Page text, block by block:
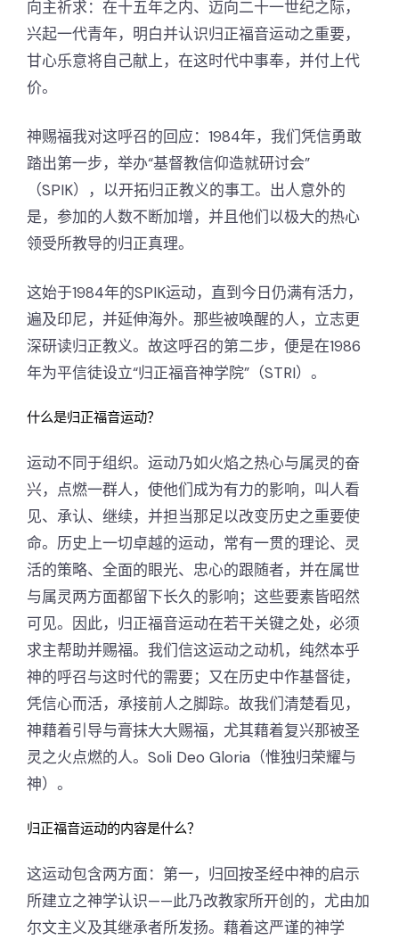
向主祈求：在十五年之内、迈向二十一世纪之际，
兴起一代青年，明白并认识归正福音运动之重要，
甘心乐意将自己献上，在这时代中事奉，并付上代
价。
神赐福我对这呼召的回应：1984年，我们凭信勇敢
踏出第一步，举办“基督教信仰造就研讨会”
（SPIK），以开拓归正教义的事工。出人意外的
是，参加的人数不断加增，并且他们以极大的热心
领受所教导的归正真理。
这始于1984年的SPIK运动，直到今日仍满有活力，
遍及印尼，并延伸海外。那些被唤醒的人，立志更
深研读归正教义。故这呼召的第二步，便是在1986
年为平信徒设立“归正福音神学院”（STRI）。
什么是归正福音运动？
运动不同于组织。运动乃如火焰之热心与属灵的奋
兴，点燃一群人，使他们成为有力的影响，叫人看
见、承认、继续，并担当那足以改变历史之重要使
命。历史上一切卓越的运动，常有一贯的理论、灵
活的策略、全面的眼光、忠心的跟随者，并在属世
与属灵两方面都留下长久的影响；这些要素皆昭然
可见。因此，归正福音运动在若干关键之处，必须
求主帮助并赐福。我们信这运动之动机，纯然本乎
神的呼召与这时代的需要；又在历史中作基督徒，
凭信心而活，承接前人之脚踪。故我们清楚看见，
神藉着引导与膏抹大大赐福，尤其藉着复兴那被圣
灵之火点燃的人。Soli Deo Gloria（惟独归荣耀与
神）。
归正福音运动的内容是什么？
这运动包含两方面：第一，归回按圣经中神的启示
所建立之神学认识——此乃改教家所开创的，尤由加
尔文主义及其继承者所发扬。藉着这严谨的神学